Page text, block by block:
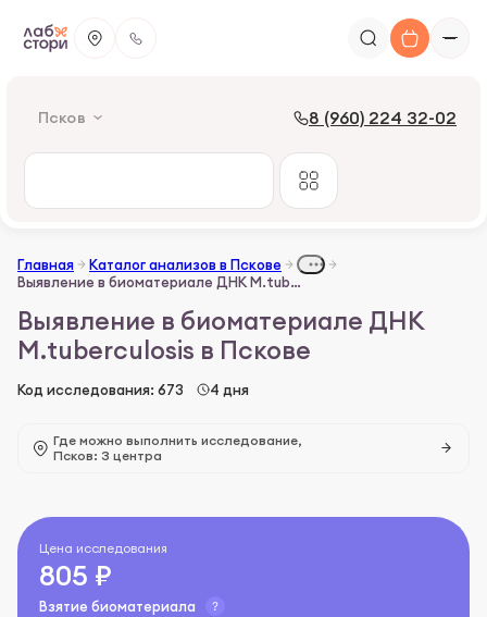
Псков 8 (960) 224 32-02
Главная
Каталог анализов в Пскове
Выявление в биоматериале ДНК М.tuberculosis
Выявление в биоматериале ДНК
М.tuberculosis в Пскове
Код исследования: 673 4 дня
Где можно выполнить исследование,
Псков: 3 центра
Цена исследования
805 ₽
Взятие биоматериала